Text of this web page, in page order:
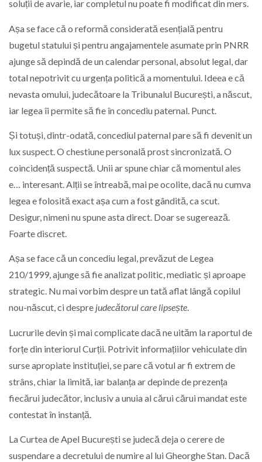
soluții de avarie, iar completul nu poate fi modificat din mers.
Așa se face că o reformă considerată esențială pentru
bugetul statului și pentru angajamentele asumate prin PNRR
ajunge să depindă de un calendar personal, absolut legal, dar
total nepotrivit cu urgența politică a momentului. Ideea e că
nevasta omului, judecătoare la Tribunalul București, a născut,
iar legea îi permite să fie în concediu paternal. Punct.
Și totuși, dintr-odată, concediul paternal pare să fi devenit un
lux suspect. O chestiune personală prost sincronizată. O
coincidență suspectă. Unii ar spune chiar că momentul ales
e… interesant. Alții se întreabă, mai pe ocolite, dacă nu cumva
legea e folosită exact așa cum a fost gândită, ca scut.
Desigur, nimeni nu spune asta direct. Doar se sugerează.
Foarte discret.
Așa se face că un concediu legal, prevăzut de Legea
210/1999, ajunge să fie analizat politic, mediatic și aproape
strategic. Nu mai vorbim despre un tată aflat lângă copilul
nou-născut, ci despre judecătorul care lipsește.
Lucrurile devin și mai complicate dacă ne uităm la raportul de
forțe din interiorul Curții. Potrivit informațiilor vehiculate din
surse apropiate instituției, se pare că votul ar fi extrem de
strâns, chiar la limită, iar balanța ar depinde de prezența
fiecărui judecător, inclusiv a unuia al cărui cărui mandat este
contestat în instanță.
La Curtea de Apel București se judecă deja o cerere de
suspendare a decretului de numire al lui Gheorghe Stan. Dacă